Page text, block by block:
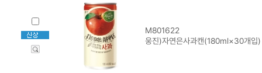
M801622
웅진)자연은사과캔(180ml×30개입)